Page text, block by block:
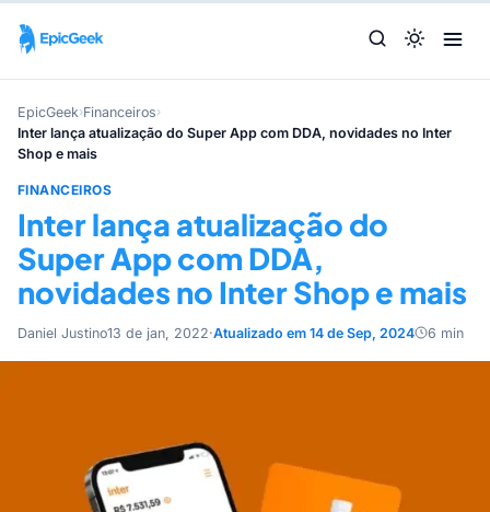
EpicGeek›Financeiros›
Inter lança atualização do Super App com DDA, novidades no Inter
Shop e mais
FINANCEIROS
Inter lança atualização do
Super App com DDA,
novidades no Inter Shop e mais
Daniel Justino13 de jan, 2022·Atualizado em 14 de Sep, 2024 6 min